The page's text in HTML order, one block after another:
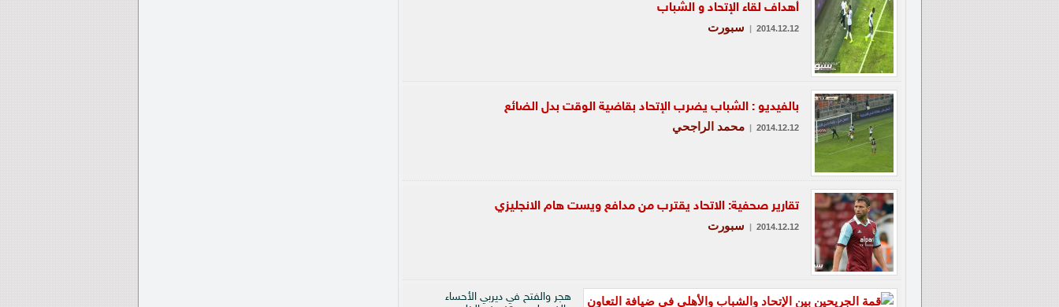
أهداف لقاء الإتحاد و الشباب
2014.12.12
| سبورت
بالفيديو : الشباب يضرب الإتحاد بقاضية الوقت بدل الضائع
2014.12.12
| محمد الراجحي
تقارير صحفية: الاتحاد يقترب من مدافع ويست هام الانجليزي
2014.12.12
| سبورت
هجر والفتح في ديربي الأحساء